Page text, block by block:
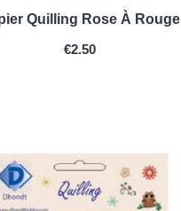
Quilling Rose À Rouge
PRICE
€2.50